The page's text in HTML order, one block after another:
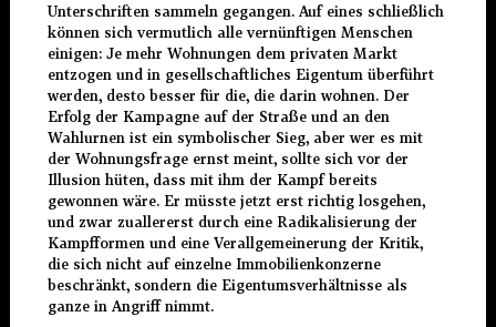
Unterschriften sammeln gegangen. Auf eines schließlich
können sich vermutlich alle vernünftigen Menschen
einigen: Je mehr Wohnungen dem privaten Markt
entzogen und in gesellschaftliches Eigentum überführt
werden, desto besser für die, die darin wohnen. Der
Erfolg der Kampagne auf der Straße und an den
Wahlurnen ist ein symbolischer Sieg, aber wer es mit
der Wohnungsfrage ernst meint, sollte sich vor der
Illusion hüten, dass mit ihm der Kampf bereits
gewonnen wäre. Er müsste jetzt erst richtig losgehen,
und zwar zuallererst durch eine Radikalisierung der
Kampfformen und eine Verallgemeinerung der Kritik,
die sich nicht auf einzelne Immobilienkonzerne
beschränkt, sondern die Eigentumsverhältnisse als
ganze in Angriff nimmt.